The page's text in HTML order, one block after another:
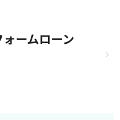
ームローン